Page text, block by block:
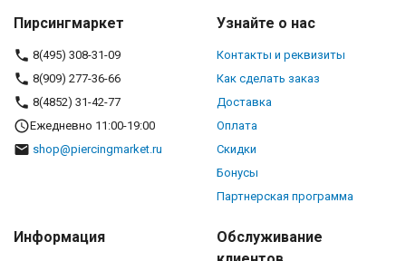
Пирсингмаркет
8(495) 308-31-09
8(909) 277-36-66
8(4852) 31-42-77
Ежедневно 11:00-19:00
shop@piercingmarket.ru
Узнайте о нас
Контакты и реквизиты
Как сделать заказ
Доставка
Оплата
Скидки
Бонусы
Партнерская программа
Информация
Обслуживание